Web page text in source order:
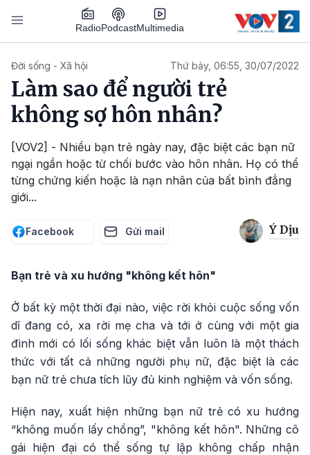
Nhảy đến nội dung
RadioPodcastMultimedia
Đời sống - Xã hội Thứ bảy, 06:55, 30/07/2022
Làm sao để người trẻ
không sợ hôn nhân?
[VOV2] - Nhiều bạn trẻ ngày nay, đặc biệt các bạn nữ
ngại ngần hoặc từ chối bước vào hôn nhân. Họ có thể
từng chứng kiến hoặc là nạn nhân của bất bình đẳng
giới...
Facebook Gửi mail Ý Dịu
Bạn trẻ và xu hướng "không kết hôn"
Ở bất kỳ một thời đại nào, việc rời khỏi cuộc sống vốn
dĩ đang có, xa rời mẹ cha và tới ở cùng với một gia
đình mới có lối sống khác biệt vẫn luôn là một thách
thức với tất cả những người phụ nữ, đặc biệt là các
bạn nữ trẻ chưa tích lũy đủ kinh nghiệm và vốn sống.
Hiện nay, xuất hiện những bạn nữ trẻ có xu hướng
“không muốn lấy chồng”, "không kết hôn". Những cô
gái hiện đại có thể sống tự lập không chấp nhận